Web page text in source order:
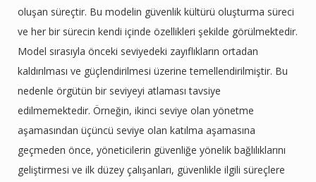
oluşan süreçtir. Bu modelin güvenlik kültürü oluşturma süreci
ve her bir sürecin kendi içinde özellikleri şekilde görülmektedir.
Model sırasıyla önceki seviyedeki zayıflıkların ortadan
kaldırılması ve güçlendirilmesi üzerine temellendirilmiştir. Bu
nedenle örgütün bir seviyeyi atlaması tavsiye
edilmemektedir. Örneğin, ikinci seviye olan yönetme
aşamasından üçüncü seviye olan katılma aşamasına
geçmeden önce, yöneticilerin güvenliğe yönelik bağlılıklarını
geliştirmesi ve ilk düzey çalışanları, güvenlikle ilgili süreçlere